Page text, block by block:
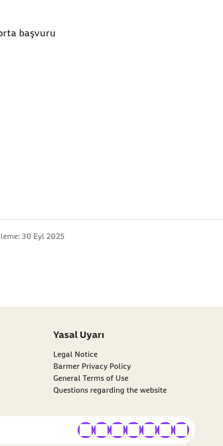
başvuru
30 Eyl 2025
Yasal Uyarı
Legal Notice
Barmer Privacy Policy
General Terms of Use
Questions regarding the website
harici bağlantı
harici bağlantı
harici bağlantı
harici bağlantı
harici bağlantı
harici bağlantı
harici